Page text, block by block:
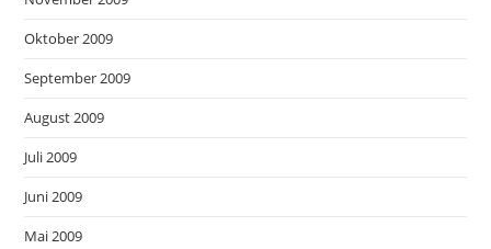
Oktober 2009
September 2009
August 2009
Juli 2009
Juni 2009
Mai 2009